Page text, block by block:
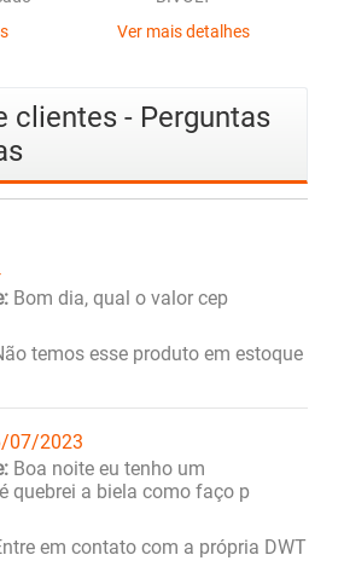
Ver mais detalhes
clientes - Perguntas
Bom dia, qual o valor cep
temos esse produto em estoque
07/2023
Boa noite eu tenho um
quebrei a biela como faço p
em contato com a própria DWT